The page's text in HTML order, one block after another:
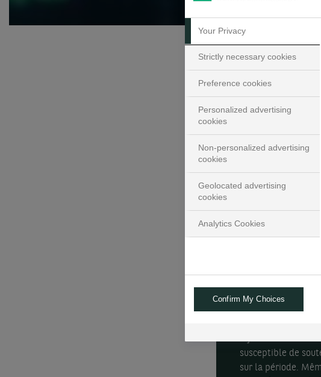
1. Les États‑Unis
limitée.
devraient
risque.
inflation élevée et
susceptible de
sur la période.
Your Privacy
Strictly necessary cookies
Preference cookies
Personalized advertising
cookies
Non-personalized advertising
cookies
Geolocated advertising
cookies
Analytics Cookies
Confirm My Choices